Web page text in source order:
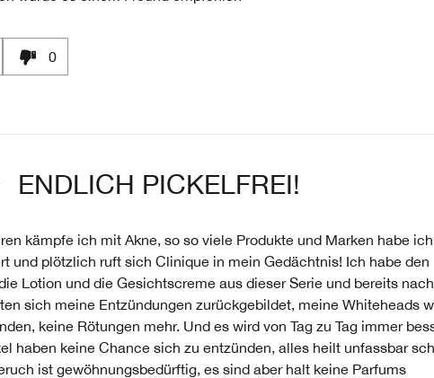
0
ENDLICH PICKELFREI!
kämpfe ich mit Akne, so so viele Produkte und Marken habe ich
und plötzlich ruft sich Clinique in mein Gedächtnis! Ich habe den
Lotion und die Gesichtscreme aus dieser Serie und bereits
sich meine Entzündungen zurückgebildet, meine Whiteheads
keine Rötungen mehr. Und es wird von Tag zu Tag immer
haben keine Chance sich zu entzünden, alles heilt unfassbar
ist gewöhnungsbedürftig, es sind aber halt keine Parfums